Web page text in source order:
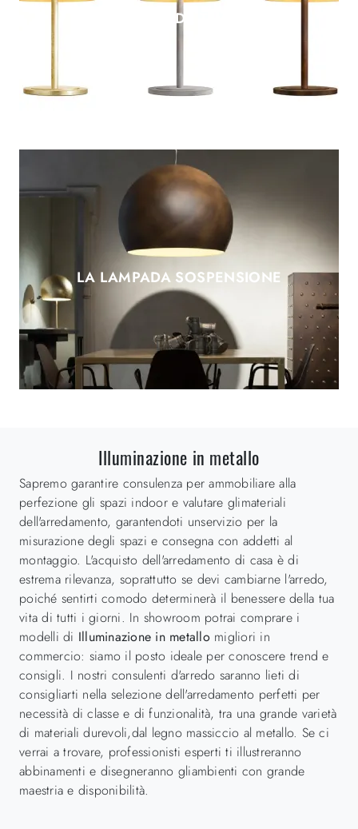
LA LAMPADA TAVOLO
LA LAMPADA SOSPENSIONE
Illuminazione in metallo
Sapremo garantire consulenza per ammobiliare alla
perfezione gli spazi indoor e valutare glimateriali
dell'arredamento, garantendoti unservizio per la
misurazione degli spazi e consegna con addetti al
montaggio. L'acquisto dell'arredamento di casa è di
estrema rilevanza, soprattutto se devi cambiarne l'arredo,
poiché sentirti comodo determinerà il benessere della tua
vita di tutti i giorni. In showroom potrai comprare i
modelli di Illuminazione in metallomigliori in
commercio: siamo il posto ideale per conoscere trend e
consigli. I nostri consulenti d'arredo saranno lieti di
consigliarti nella selezione dell'arredamento perfetti per
necessità di classe e di funzionalità, tra una grande varietà
di materiali durevoli,dal legno massiccio al metallo. Se ci
verrai a trovare, professionisti esperti ti illustreranno
abbinamenti e disegneranno gliambienti con grande
maestria e disponibilità.